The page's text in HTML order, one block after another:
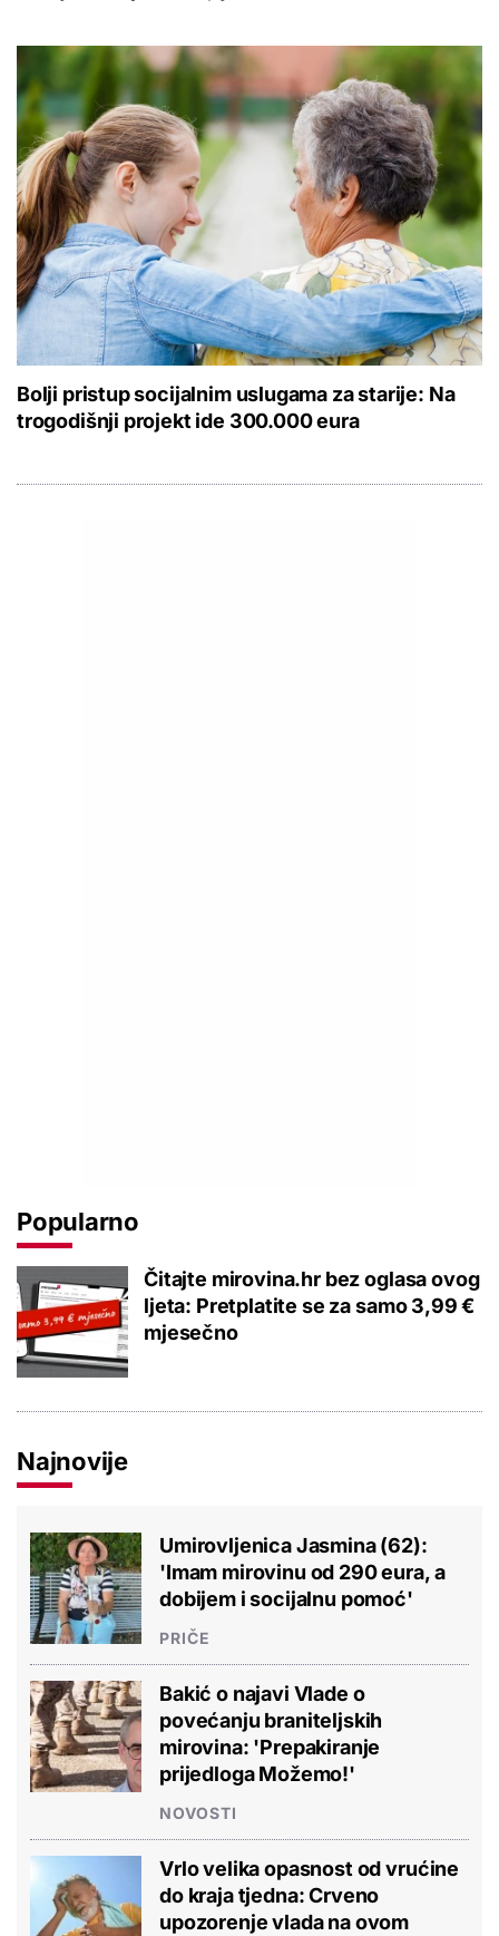
Bolji pristup socijalnim uslugama za starije: Na
trogodišnji projekt ide 300.000 eura
Popularno
Čitajte mirovina.hr bez oglasa ovog
ljeta: Pretplatite se za samo 3,99 €
mjesečno
Najnovije
Umirovljenica Jasmina (62):
'Imam mirovinu od 290 eura, a
dobijem i socijalnu pomoć'
PRIČE
Bakić o najavi Vlade o
povećanju braniteljskih
mirovina: 'Prepakiranje
prijedloga Možemo!'
NOVOSTI
Vrlo velika opasnost od vrućine
do kraja tjedna: Crveno
upozorenje vlada na ovom